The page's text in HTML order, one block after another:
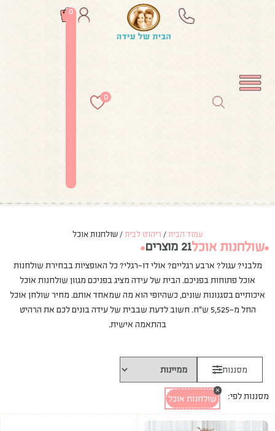
0
0
עמוד הבית / ריהוט לבית / שולחנות אוכל
שולחנות אוכל21 מוצרים
מלבני? עגול? ארבע רגליים? אולי דו-רגלי? כל האופציות בבחירת שולחנות
אוכל פתוחות בפניכם. הבית של עידה מציג בפניכם מגוון שולחנות אוכל
איכותיים בסגנונות שונים, כשהיופי הוא מה שמאחד אותם. מחיר שולחן אוכל
החל מ-5,525 ש”ח. חשוב לדעת שבבית של עידה בונים לכם את הרהיט
בהתאמה אישית.
מסננות
מסננות לפי: שולחנות אוכל
×